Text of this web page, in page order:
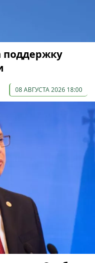
08 АВГУСТА 2026 18:00